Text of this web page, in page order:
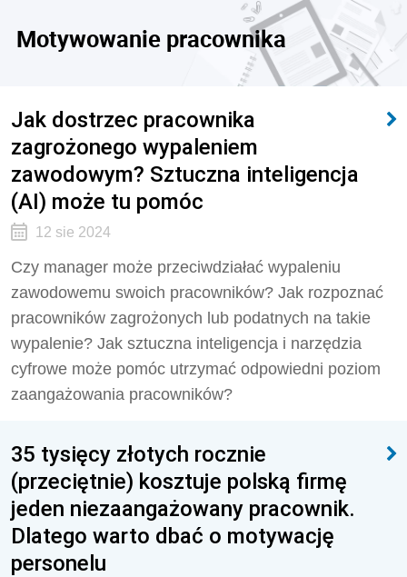
Motywowanie pracownika
Jak dostrzec pracownika
zagrożonego wypaleniem
zawodowym? Sztuczna inteligencja
(AI) może tu pomóc
12 sie 2024
Czy manager może przeciwdziałać wypaleniu
zawodowemu swoich pracowników? Jak rozpoznać
pracowników zagrożonych lub podatnych na takie
wypalenie? Jak sztuczna inteligencja i narzędzia
cyfrowe może pomóc utrzymać odpowiedni poziom
zaangażowania pracowników?
35 tysięcy złotych rocznie
(przeciętnie) kosztuje polską firmę
jeden niezaangażowany pracownik.
Dlatego warto dbać o motywację
personelu